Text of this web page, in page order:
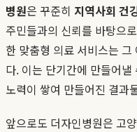
병원은 꾸준히 지역사회 건
주민들과의 신뢰를 바탕으
한 맞춤형 의료 서비스는
다. 이는 단기간에 만들어
노력이 쌓여 만들어진 결과
앞으로도 더자인병원은 고